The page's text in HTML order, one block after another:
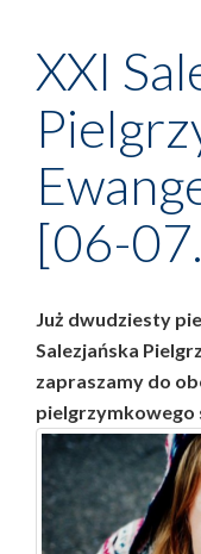
XXI
[06-
Już dwudziesty
Salezjańska
zapraszamy do
pielgrzymkowego